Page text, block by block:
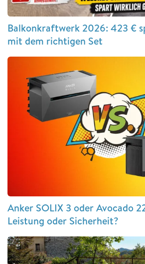
Balkonkraftwerk 2026: 423 €
mit dem richtigen Set
Anker SOLIX 3 oder Avocado
Leistung oder Sicherheit?